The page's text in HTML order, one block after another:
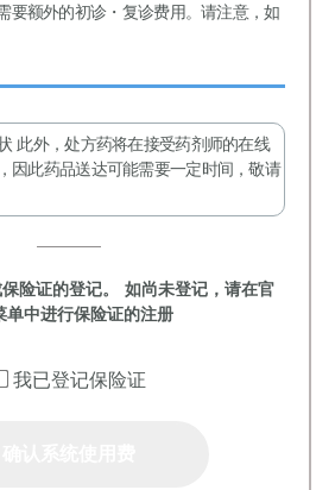
要额外的初诊・复诊费用。请注意，如
此外，处方药将在接受药剂师的在线
因此药品送达可能需要一定时间，敬请
险证的登记。 如尚未登记，请在官
单中进行保险证的注册
我已登记保险证